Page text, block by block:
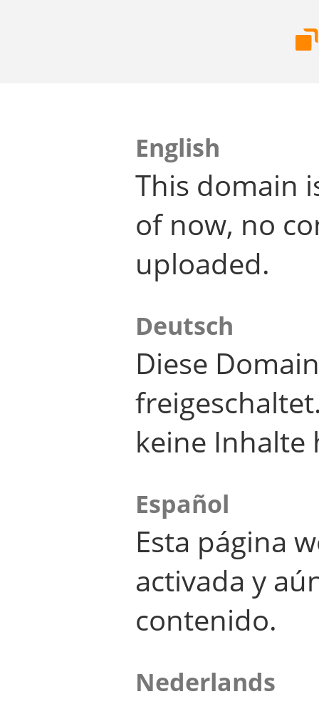
English
This domain
of now, no
uploaded.
Deutsch
Diese
keine Inhalte
Español
Esta página
activada y
contenido.
Nederlands